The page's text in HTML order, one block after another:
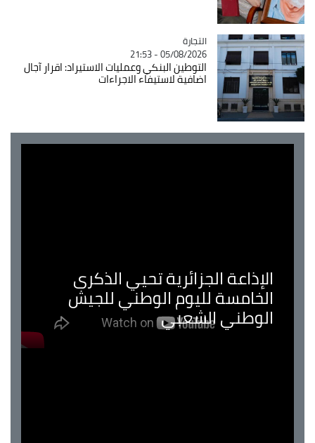
Catégorie
التجارة
05/08/2026 - 21:53
التوطين البنكي وعمليات الاستيراد: اقرار آجال
اضافية لاستيفاء الاجراءات
الإذاعة الجزائرية تحيي الذكرى
الخامسة لليوم الوطني للجيش
الوطني الشعبي